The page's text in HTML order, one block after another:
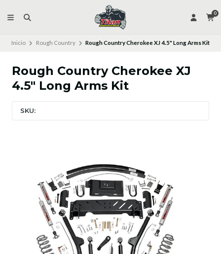
0
Inicio Rough Country Rough Country Cherokee XJ 4.5" Long Arms Kit
Rough Country Cherokee XJ
4.5" Long Arms Kit
SKU: